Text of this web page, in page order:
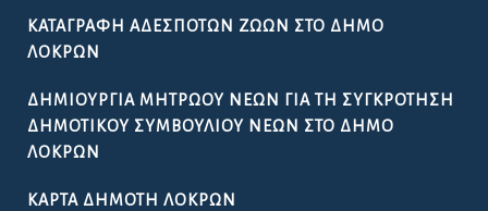
ΚΑΤΑΓΡΑΦΉ ΑΔΈΣΠΟΤΩΝ ΖΏΩΝ ΣΤΟ ΔΉΜΟ
ΛΟΚΡΏΝ
ΔΗΜΙΟΥΡΓΊΑ ΜΗΤΡΏΟΥ ΝΈΩΝ ΓΙΑ ΤΗ ΣΥΓΚΡΌΤΗΣΗ
ΔΗΜΟΤΙΚΟΎ ΣΥΜΒΟΥΛΊΟΥ ΝΈΩΝ ΣΤΟ ΔΉΜΟ
ΛΟΚΡΏΝ
ΚΆΡΤΑ ΔΗΜΌΤΗ ΛΟΚΡΏΝ